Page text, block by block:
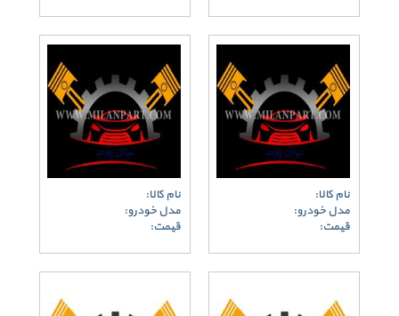
نام کالا:
مدل خودرو:
قیمت:
نام کالا:
مدل خودرو:
قیمت: